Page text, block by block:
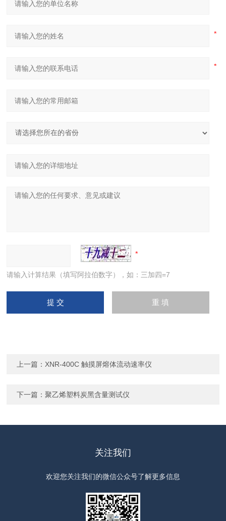
请输入计算结果（填写阿拉伯数字），如：三加四=7
上一篇： XNR-400C 触摸屏熔体流动速率仪
下一篇：聚乙烯塑料炭黑含量测试仪
关注我们
欢迎您关注我们的微信公众号了解更多信息